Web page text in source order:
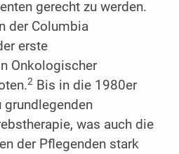
gerecht zu werden.
der Columbia
erste
Onkologischer
2Bis in die 1980er
grundlegenden
was auch die
der Pflegenden stark